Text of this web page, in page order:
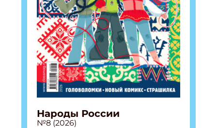
Народы России
№8 (2026)